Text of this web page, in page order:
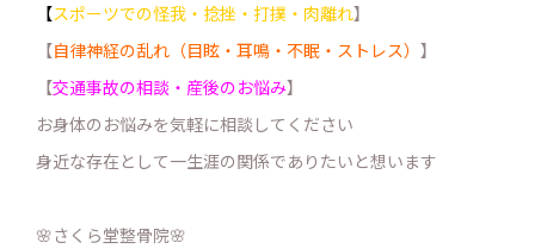
【スポーツでの怪我・捻挫・打撲・肉離れ】
【自律神経の乱れ（目眩・耳鳴・不眠・ストレス） 】
【交通事故の相談・産後のお悩み】
お身体のお悩みを気軽に相談してください
身近な存在として一生涯の関係でありたいと想います
🌸さくら堂整骨院🌸